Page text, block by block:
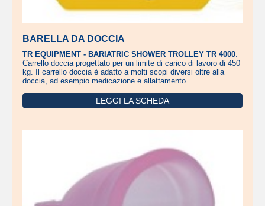
BARELLA DA DOCCIA
TR EQUIPMENT - BARIATRIC SHOWER TROLLEY TR 4000:
Carrello doccia progettato per un limite di carico di lavoro di 450
kg. Il carrello doccia è adatto a molti scopi diversi oltre alla
doccia, ad esempio medicazione e allattamento.
LEGGI LA SCHEDA